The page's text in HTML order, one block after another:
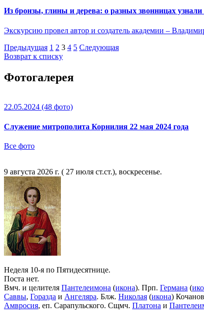
Из бронзы, глины и дерева: о разных звонницах
Экскурсию провел автор и создатель академии –
Предыдущая 1 2 3 4 5 Следующая
Возврат к списку
Фотогалерея
22.05.2024 (48 фото)
Служение митрополита Корнилия 22 мая 2024 года
Все фото
9 августа 2026 г. ( 27 июля ст.ст.), воскресенье.
Неделя 10-я по Пятидесятнице.
Поста нет.
Вмч. и целителя Пантелеимона (икона). Прп. Германа (
Саввы, Горазда и Ангеляра. Блж. Николая (икона)
Амвросия, еп. Сарапульского. Сщмч. Платона и